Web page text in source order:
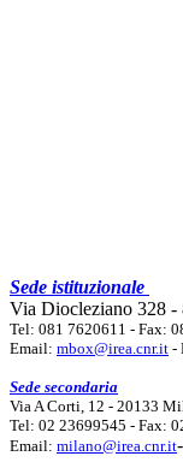
Sede istituzionale
Via Diocleziano 328 -
Tel: 081 7620611 - Fax:
Email: mbox@irea.cnr.it -
Sede secondaria
Via A Corti, 12 - 20133
Tel: 02 23699545 - Fax:
Email: milano@irea.cnr.it